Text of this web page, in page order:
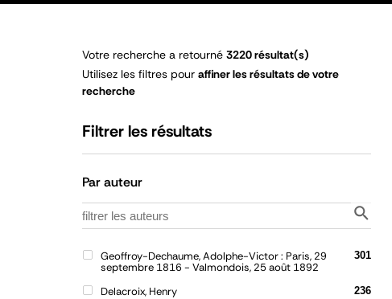
Votre recherche a retourné 3220 résultat(s)
Utilisez les filtres pour affiner les résultats de votre
recherche
Filtrer les résultats
Par auteur
Geoffroy-Dechaume, Adolphe-Victor : Paris, 29
septembre 1816 - Valmondois, 25 août 1892
301
Delacroix, Henry 236